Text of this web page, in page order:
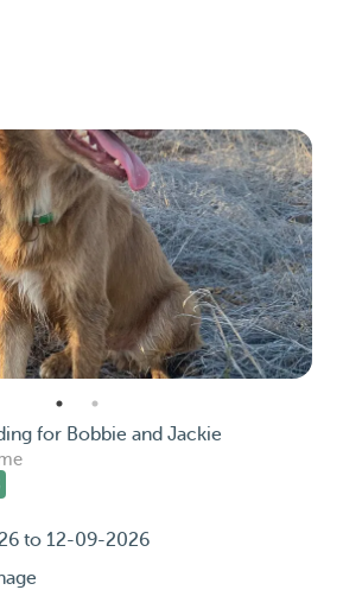
for Bobbie and Jackie
to 12-09-2026